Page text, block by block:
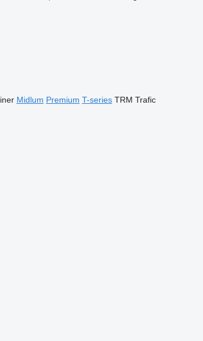
Midlum Premium T-series TRM Trafic